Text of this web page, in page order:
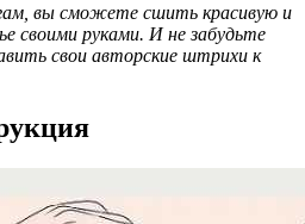
вы сможете сшить красивую и
своими руками. И не забудьте
свои авторские штрихи к